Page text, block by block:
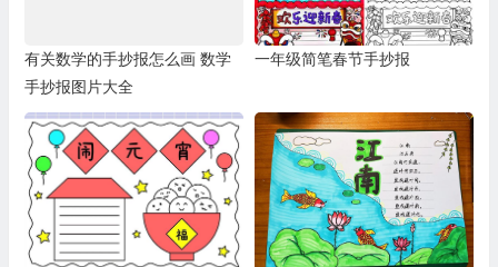
有关数学的手抄报怎么画 数学
手抄报图片大全
一年级简笔春节手抄报